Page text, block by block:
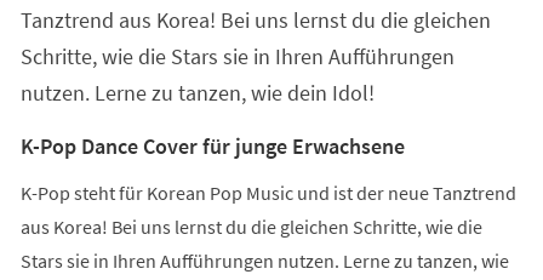
Tanztrend aus Korea! Bei uns lernst du die gleichen
Schritte, wie die Stars sie in Ihren Aufführungen
nutzen. Lerne zu tanzen, wie dein Idol!
K-Pop Dance Cover für junge Erwachsene
K-Pop steht für Korean Pop Music und ist der neue Tanztrend
aus Korea! Bei uns lernst du die gleichen Schritte, wie die
Stars sie in Ihren Aufführungen nutzen. Lerne zu tanzen, wie